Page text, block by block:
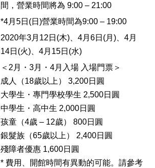
間，營業時間將為 9:00 – 21:00
*4月5日(日)營業時間為9:00 – 19:00
2020年3月12日(木)、4月6日(月)、4月
14日(火)、4月15日(水)
＜2月・3月・4月入場 入場門票＞
成人（18歲以上） 3,200日圓
大學生・專門學校學生 2,500日圓
中學生・高中生 2,000日圓
孩童（4歲 – 12歲） 800日圓
銀髮族（65歲以上） 2,400日圓
殘障者優惠 1,600日圓
* 費用、開館時間有異動的可能。請參考